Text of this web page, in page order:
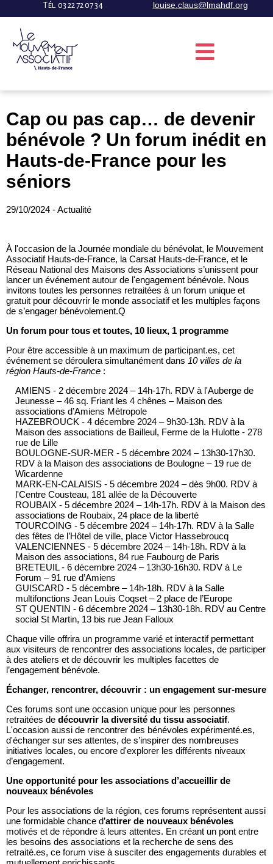
Tél. 03 22 72 07 34 louise.claus@lmahdf.org
Cap ou pas cap… de devenir
bénévole ? Un forum inédit en
Hauts-de-France pour les
séniors
29/10/2024 - Actualité
À l'occasion de la Journée mondiale du bénévolat, le Mouvement
Associatif Hauts-de-France, la Carsat Hauts-de-France, et le
Réseau National des Maisons des Associations s’unissent pour
lancer un événement autour de l'engagement bénévole. Nous
invitons toutes les personnes retraitées à un forum unique et
gratuit pour découvrir le monde associatif et les multiples façons
de s’engager bénévolement.Q
Un forum pour tous et toutes, 10 lieux, 1 programme
Pour être accessible à un maximum de participant.es, cet
événement se déroulera simultanément dans 10 villes de la
région Hauts-de-France :
AMIENS - 2 décembre 2024 – 14h-17h. RDV à l'Auberge de
Jeunesse – 46 sq. Friant les 4 chênes – Maison des
associations d’Amiens Métropole
HAZEBROUCK - 4 décembre 2024 – 9h30-13h. RDV à la
Maison des associations de Bailleul, Ferme de la Hulotte - 278
rue de Lille
BOULOGNE-SUR-MER - 5 décembre 2024 – 13h30-17h30.
RDV à la Maison des associations de Boulogne – 19 rue de
Wicardenne
MARK-EN-CALAISIS - 5 décembre 2024 – dès 9h00. RDV à
l'Centre Cousteau, 181 allée de la Découverte
ROUBAIX - 5 décembre 2024 – 14h-17h. RDV à la Maison des
associations de Roubaix, 24 place de la liberté
TOURCOING - 5 décembre 2024 – 14h-17h. RDV à la Salle
des fêtes de l’Hôtel de ville, place Victor Hassebroucq
VALENCIENNES - 5 décembre 2024 – 14h-18h. RDV à la
Maison des associations, 84 rue Faubourg de Paris
BRETEUIL - 6 décembre 2024 – 13h30-16h30. RDV à Le
Forum – 91 rue d’Amiens
GUISCARD - 5 décembre – 14h-18h. RDV à la Salle
multifonctions Jean Louis Coqset – 2 place de l’Europe
ST QUENTIN - 6 décembre 2024 – 13h30-18h. RDV au Centre
social St Martin, 13 bis rue Jean Falloux
Chaque ville offrira un programme varié et interactif permettant
aux visiteurs de rencontrer des associations locales, de participer
à des ateliers et de découvrir les multiples facettes de
l’engagement bénévole.
Échanger, rencontrer, découvrir : un engagement sur-mesure
Ces forums sont une occasion unique pour les personnes
retraitées de découvrir la diversité du tissu associatif.
L'occasion aussi de rencontrer des bénévoles expérimenté.es,
d'échanger sur ses attentes, de s’inspirer des nombreuses
initiatives locales, ou encore d'explorer les différents niveaux
d’engagement.
Une opportunité pour les associations d’accueillir de
nouveaux bénévoles
Pour les associations de la région, ces forums représentent aussi
une formidable chance d’attirer de nouveaux bénévoles
motivés et de répondre à leurs attentes. En créant un pont entre
les besoins des associations et la recherche de sens des
retraité.es, ce forum vise à susciter des engagements durables et